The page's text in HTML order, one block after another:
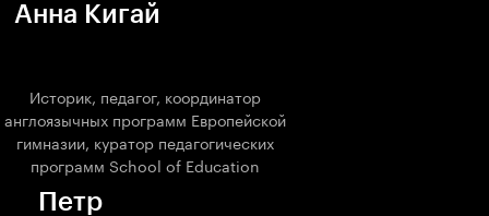
Анна Кигай
Историк, педагог, координатор
англоязычных программ Европейской
гимназии, куратор педагогических
программ School of Education
Петр
Записаться на курс